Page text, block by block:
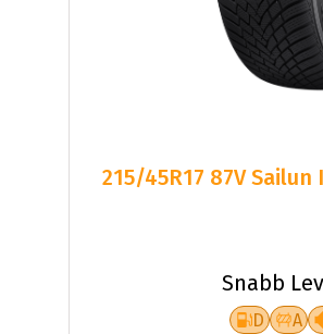
215/45R17 87V Sailun
Snabb
D A